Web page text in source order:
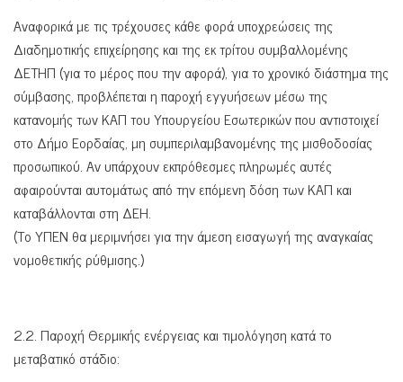
Αναφορικά με τις τρέχουσες κάθε φορά υποχρεώσεις της
Διαδημοτικής επιχείρησης και της εκ τρίτου συμβαλλομένης
ΔΕΤΗΠ (για το μέρος που την αφορά), για το χρονικό διάστημα της
σύμβασης, προβλέπεται η παροχή εγγυήσεων μέσω της
κατανομής των ΚΑΠ του Υπουργείου Εσωτερικών που αντιστοιχεί
στο Δήμο Εορδαίας, μη συμπεριλαμβανομένης της μισθοδοσίας
προσωπικού. Αν υπάρχουν εκπρόθεσμες πληρωμές αυτές
αφαιρούνται αυτομάτως από την επόμενη δόση των ΚΑΠ και
καταβάλλονται στη ΔΕΗ.
(Το ΥΠΕΝ θα μεριμνήσει για την άμεση εισαγωγή της αναγκαίας
νομοθετικής ρύθμισης.)
2.2. Παροχή Θερμικής ενέργειας και τιμολόγηση κατά το
μεταβατικό στάδιο: